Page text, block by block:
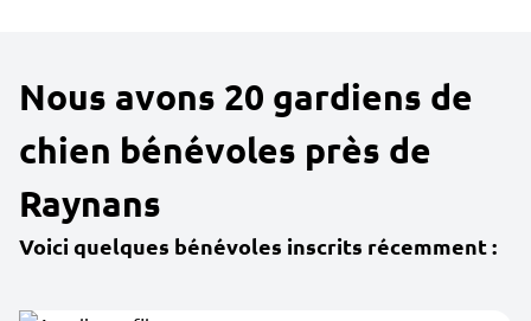
Nous avons 20 gardiens de
chien bénévoles près de
Raynans
Voici quelques bénévoles inscrits récemment :